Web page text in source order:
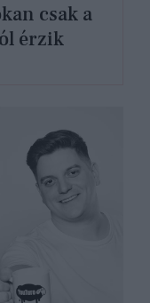
csak a
érzik